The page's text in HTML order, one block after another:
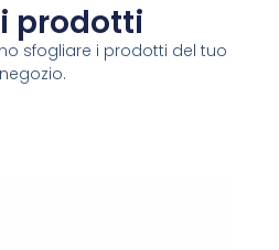
prodotti
sfogliare i prodotti del tuo
negozio.